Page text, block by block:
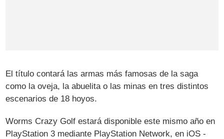
El título contará las armas más famosas de la saga
como la oveja, la abuelita o las minas en tres distintos
escenarios de 18 hoyos.
Worms Crazy Golf estará disponible este mismo año en
PlayStation 3 mediante PlayStation Network, en iOS -